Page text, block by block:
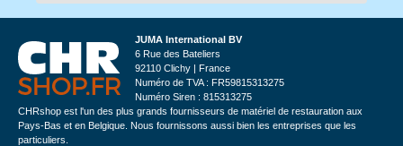
JUMA International BV
6 Rue des Bateliers
92110 Clichy | France
Numéro de TVA : FR59815313275
Numéro Siren : 815313275
CHRshop est l'un des plus grands fournisseurs de matériel de restauration aux
Pays-Bas et en Belgique. Nous fournissons aussi bien les entreprises que les
particuliers.